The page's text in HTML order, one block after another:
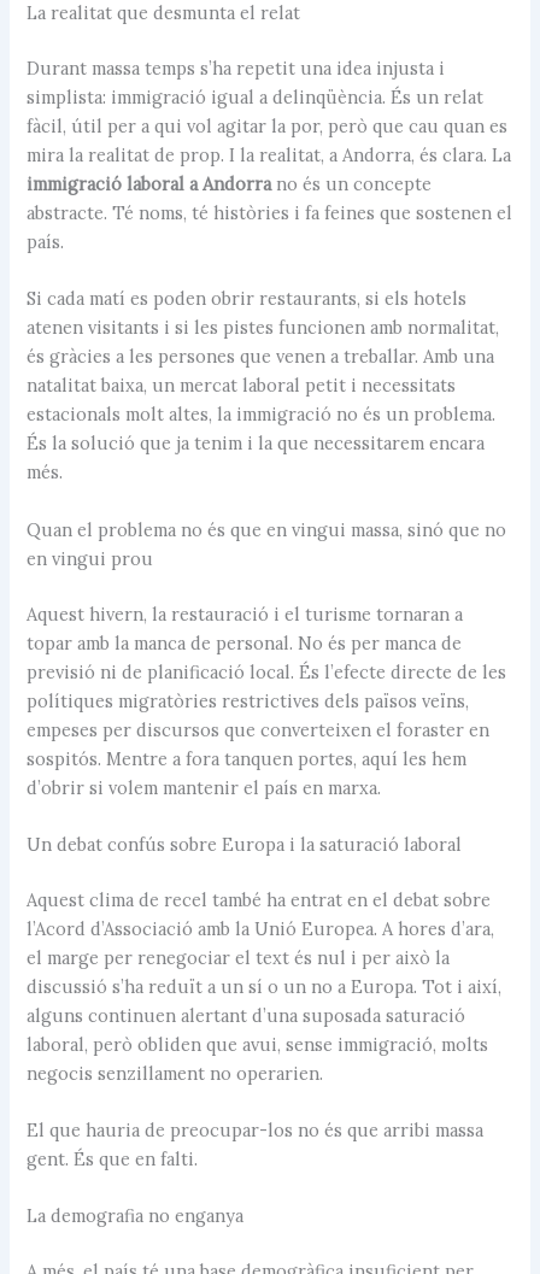
La realitat que desmunta el relat
Durant massa temps s’ha repetit una idea injusta i
simplista: immigració igual a delinqüència. És un relat
fàcil, útil per a qui vol agitar la por, però que cau quan es
mira la realitat de prop. I la realitat, a Andorra, és clara. La
immigració laboral a Andorrano és un concepte
abstracte. Té noms, té històries i fa feines que sostenen el
país.
Si cada matí es poden obrir restaurants, si els hotels
atenen visitants i si les pistes funcionen amb normalitat,
és gràcies a les persones que venen a treballar. Amb una
natalitat baixa, un mercat laboral petit i necessitats
estacionals molt altes, la immigració no és un problema.
És la solució que ja tenim i la que necessitarem encara
més.
Quan el problema no és que en vingui massa, sinó que no
en vingui prou
Aquest hivern, la restauració i el turisme tornaran a
topar amb la manca de personal. No és per manca de
previsió ni de planificació local. És l’efecte directe de les
polítiques migratòries restrictives dels països veïns,
empeses per discursos que converteixen el foraster en
sospitós. Mentre a fora tanquen portes, aquí les hem
d’obrir si volem mantenir el país en marxa.
Un debat confús sobre Europa i la saturació laboral
Aquest clima de recel també ha entrat en el debat sobre
l’Acord d’Associació amb la Unió Europea. A hores d’ara,
el marge per renegociar el text és nul i per això la
discussió s’ha reduït a un sí o un no a Europa. Tot i així,
alguns continuen alertant d’una suposada saturació
laboral, però obliden que avui, sense immigració, molts
negocis senzillament no operarien.
El que hauria de preocupar-los no és que arribi massa
gent. És que en falti.
La demografia no enganya